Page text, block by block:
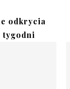
odkrycia
tygodni